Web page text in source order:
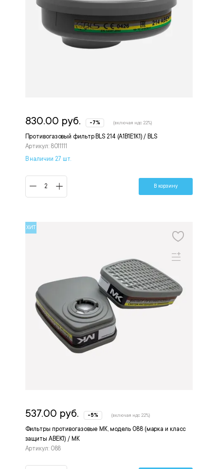
Противогазовый фильтр BLS 214 (A1B1E1K1) / BLS
Артикул: 8011111
830.00 руб. -7% (включая ндс 22%)
В наличии 27 шт.
В корзину
ХИТ
Фильтры противогазовые МК, модель 088 (марка и класс
защиты АВЕК1) / МК
Артикул: 088
537.00 руб. -5% (включая ндс 22%)